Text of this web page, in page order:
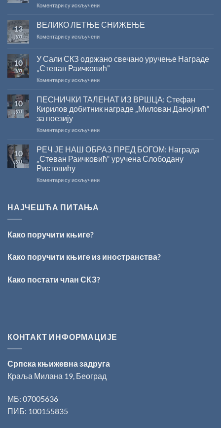
Коментари су искљученина
РАДОЈЧИЋ
ЖИЧКЕ
2026.
ГОДИНУ
13
јул
ВЕЛИКО ЛЕТЊЕ СНИЖЕЊЕ
Коментари су искљученина
СНИЖЕЊЕ
10
јул
У Сали СКЗ одржано свечано уручење Награде
„Стеван Раичковић”
Коментари су искљученина
Сали
одржано
уручење
„Стеван
Раичковић”
10
јул
ПЕСНИЧКИ ТАЛЕНАТ ИЗ ВРШЦА: Стефан
Кирилов добитник награде „Милован Данојлић“
за поезију
Коментари су искљученина
ТАЛЕНАТ
ИЗ
ВРШЦА:
Кирилов
10
јул
РЕЧ ЈЕ НАШ ОБРАЗ ПРЕД БОГОМ: Награда
„Стеван Раичковић“ уручена Слободану
Ристовићу
Коментари су искљученина
Раичковић“
Ристовићу
НАЈЧЕШЋА ПИТАЊА
Како поручити књиге?
Како поручити књиге из иностранства?
Како постати члан СКЗ?
КОНТАКТ ИНФОРМАЦИЈЕ
Српска књижевна задруга
Краља Милана 19, Београд
МБ: 07005636
ПИБ: 100155835